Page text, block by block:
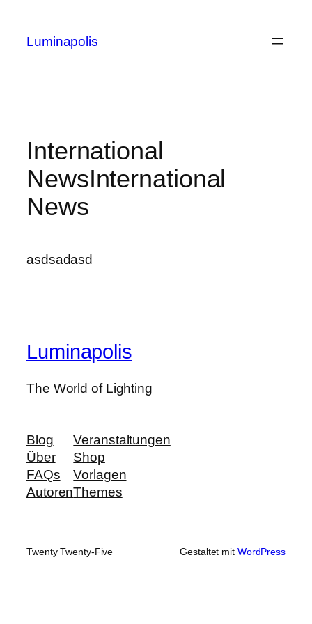
springen
Luminapolis
International
NewsInternational
News
asdsadasd
Luminapolis
The World of Lighting
Blog
Über
FAQs
Autoren
Veranstaltungen
Shop
Vorlagen
Themes
Twenty Twenty-Five Gestaltet mit WordPress